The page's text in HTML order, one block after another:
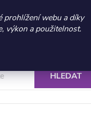
Kč | Platnost do
prohlížení webu a díky
výkon a použitelnost.
269 200
ochrany osobních údajů
HLEDAT